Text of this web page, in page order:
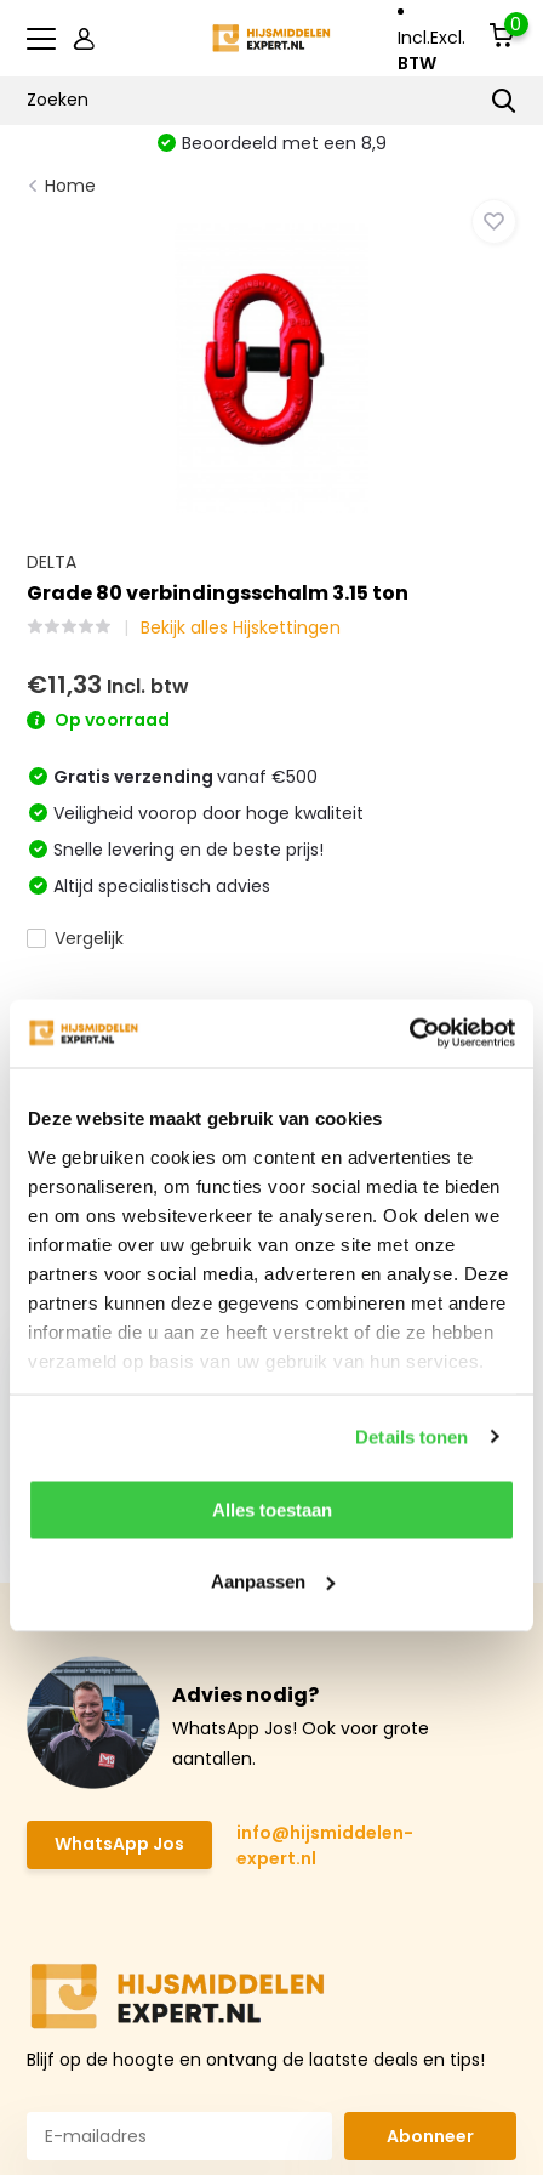
Deze website maakt gebruik van cookies
We gebruiken cookies om content en advertenties te
personaliseren, om functies voor social media te bieden
en om ons websiteverkeer te analyseren. Ook delen we
informatie over uw gebruik van onze site met onze
partners voor social media, adverteren en analyse. Deze
partners kunnen deze gegevens combineren met andere
informatie die u aan ze heeft verstrekt of die ze hebben
verzameld op basis van uw gebruik van hun services.
Details tonen
Alles toestaan
Aanpassen
Incl.Excl.
BTW
0
Beoordeeld met een 8,9
Home
DELTA
Grade 80 verbindingsschalm 3.15 ton
Bekijk alles Hijskettingen
€11,33 Incl. btw
Op voorraad
Gratis verzendingvanaf €500
Veiligheid voorop door hoge kwaliteit
Snelle levering en de beste prijs!
Altijd specialistisch advies
Vergelijk
Productomschrijving
Reviews
Delen
Recent bekeken
verbindingsschalm
€ 11,33
Advies nodig?
WhatsApp Jos! Ook voor grote
aantallen.
WhatsApp Jos
info@hijsmiddelen-
expert.nl
Blijf op de hoogte en ontvang de laatste deals en tips!
Abonneer